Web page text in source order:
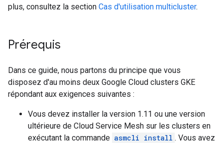
plus, consultez la section Cas d'utilisation multicluster.
Prérequis
Dans ce guide, nous partons du principe que vous
disposez d'au moins deux Google Cloud clusters GKE
répondant aux exigences suivantes :
Vous devez installer la version 1.11 ou une version
ultérieure de Cloud Service Mesh sur les clusters en
exécutant la commande asmcli install . Vous avez